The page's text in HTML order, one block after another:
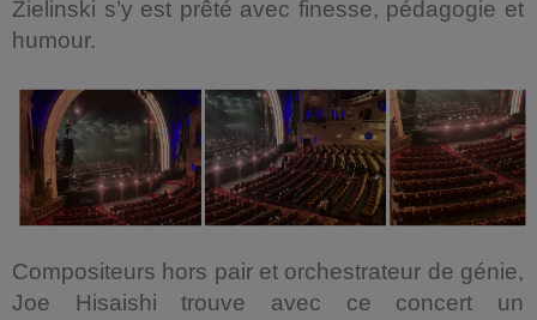
Zielinski s’y est prêté avec finesse, pédagogie et
humour.
Compositeurs hors pair et orchestrateur de génie,
Joe Hisaishi trouve avec ce concert un